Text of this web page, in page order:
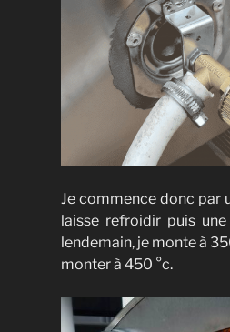
Je commence donc par
laisse refroidir puis
lendemain, je monte à
monter à 450 °c.